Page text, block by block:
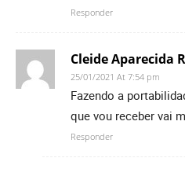
Responder
Cleide Aparecida
25/01/2021 At 7:54 pm
Fazendo a
que vou receber vai
Responder